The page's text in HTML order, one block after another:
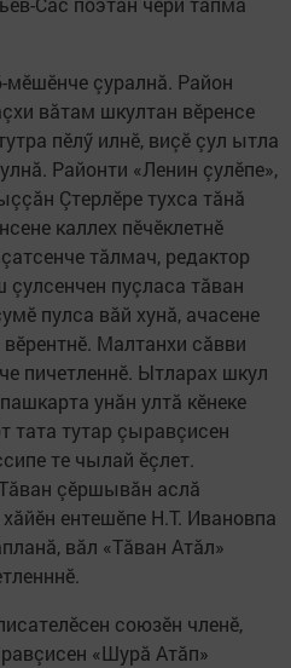
мĕшĕнче çуралнă. Район
вăтам шкултан вĕренсе
пĕлӳ илнĕ, виçĕ çул ытла
Районти «Ленин çулĕпе»,
Çтерлĕре тухса тăнă
каллех пĕчĕклетнĕ
тăлмач, редактор
пуçласа тăван
пулса вăй хунă, ачасене
Малтанхи сăвви
пичетленнĕ. Ытларах шкул
унăн ултă кĕнеке
тата тутар çыравçисен
те чылай ĕçлет.
çĕршывăн аслă
ентешĕпе Н.Т. Ивановпа
вăл «Тăван Атăл»
союзĕн членĕ,
«Шурă Атăп»